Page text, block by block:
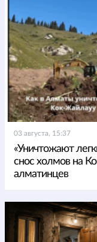
03 августа, 15:37
«Уничтожают
снос холмов на
алматинцев